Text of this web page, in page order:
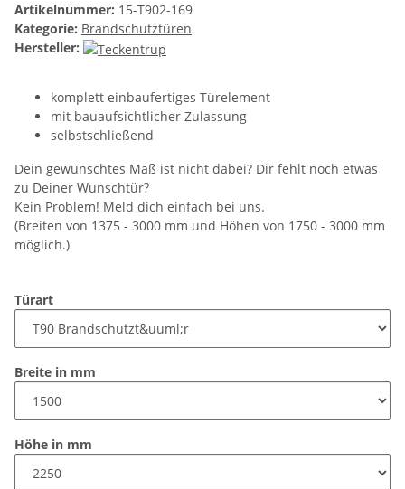
Artikelnummer: 15-T902-169
Kategorie: Brandschutztüren
Hersteller:
komplett einbaufertiges Türelement
mit bauaufsichtlicher Zulassung
selbstschließend
Dein gewünschtes Maß ist nicht dabei? Dir fehlt noch etwas
zu Deiner Wunschtür?
Kein Problem! Meld dich einfach bei uns.
(Breiten von 1375 - 3000 mm und Höhen von 1750 - 3000 mm
möglich.)
Türart
Breite in mm
Höhe in mm